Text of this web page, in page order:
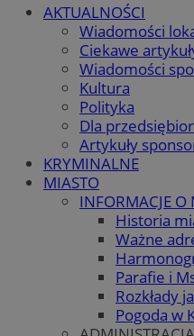
AKTUALNOŚCI
Wiadomości
Ciekawe
Wiadomości
Kultura
Polityka
Dla
Artykuły
KRYMINALNE
MIASTO
INFORMACJE O
Historia
Ważne
Parafie i
Rozkłady
Pogoda w